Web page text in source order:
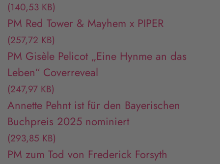
(140,53 KB)
PM Red Tower & Mayhem x PIPER
(257,72 KB)
PM Gisèle Pelicot „Eine Hynme an das
Leben“ Coverreveal
(247,97 KB)
Annette Pehnt ist für den Bayerischen
Buchpreis 2025 nominiert
(293,85 KB)
PM zum Tod von Frederick Forsyth